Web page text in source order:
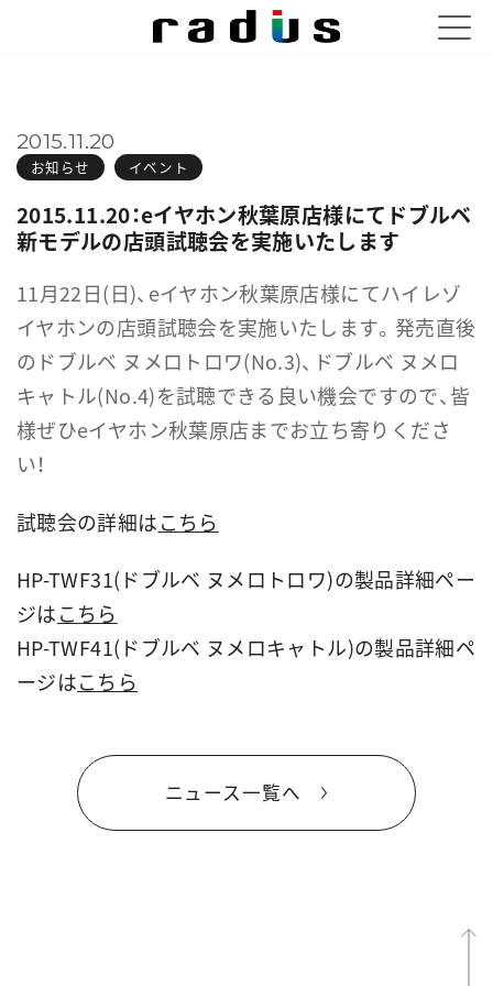
お知らせ イベント
2015.11.20
2015.11.20：eイヤホン秋葉原店様にてドブルベ
新モデルの店頭試聴会を実施いたします
11月22日(日)、eイヤホン秋葉原店様にてハイレゾ
イヤホンの店頭試聴会を実施いたします。発売直後
の ドブルベ ヌメロトロワ(No.3)、ドブルベ ヌメロ
キャトル(No.4)を試聴できる良い機会ですので、皆
様ぜひeイヤホン秋葉原店までお立ち寄りくださ
い！
試聴会の詳細はこちら
HP-TWF31(ドブルベ ヌメロトロワ)の製品詳細ペー
ジはこちら
HP-TWF41(ドブルベ ヌメロキャトル)の製品詳細ペ
ージはこちら
ニュース一覧へ